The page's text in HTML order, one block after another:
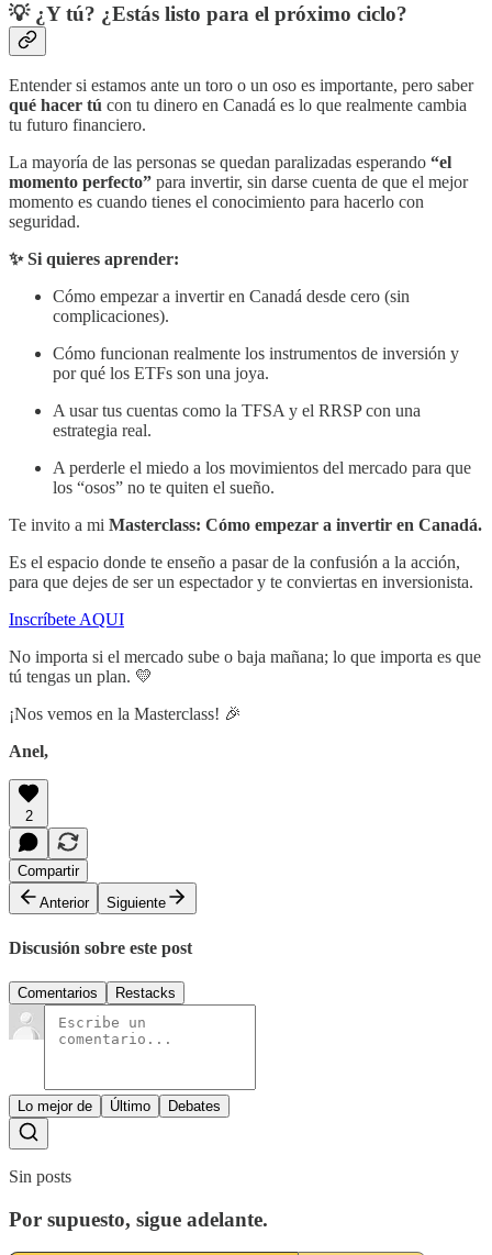
💡 ¿Y tú? ¿Estás listo para el próximo ciclo?
Entender si estamos ante un toro o un oso es importante, pero saber
qué hacer tú con tu dinero en Canadá es lo que realmente cambia
tu futuro financiero.
La mayoría de las personas se quedan paralizadas esperando “el
momento perfecto” para invertir, sin darse cuenta de que el mejor
momento es cuando tienes el conocimiento para hacerlo con
seguridad.
✨ Si quieres aprender:
Cómo empezar a invertir en Canadá desde cero (sin
complicaciones).
Cómo funcionan realmente los instrumentos de inversión y
por qué los ETFs son una joya.
A usar tus cuentas como la TFSA y el RRSP con una
estrategia real.
A perderle el miedo a los movimientos del mercado para que
los “osos” no te quiten el sueño.
Te invito a mi Masterclass: Cómo empezar a invertir en Canadá.
Es el espacio donde te enseño a pasar de la confusión a la acción,
para que dejes de ser un espectador y te conviertas en inversionista.
Inscríbete AQUI
No importa si el mercado sube o baja mañana; lo que importa es que
tú tengas un plan. 💛
¡Nos vemos en la Masterclass! 🎉
Anel,
2
Compartir
Anterior
Siguiente
Discusión sobre este post
Comentarios Restacks
Lo mejor de Último Debates
Sin posts
Por supuesto, sigue adelante.